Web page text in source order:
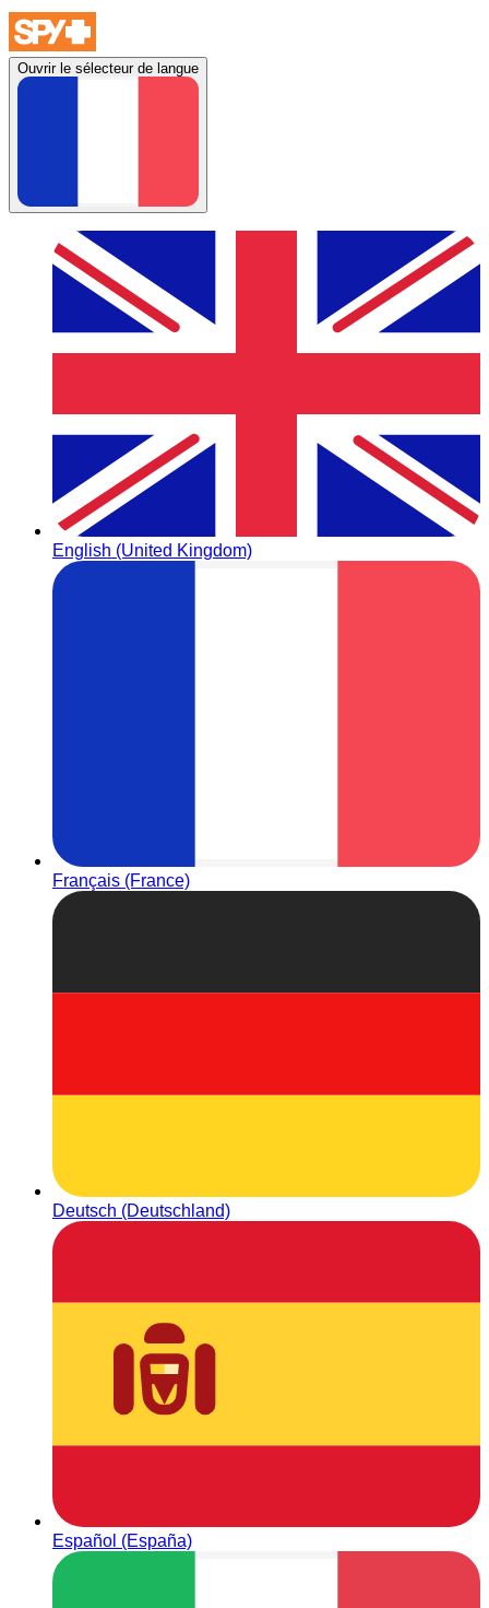
Ouvrir le sélecteur de langue
English (United Kingdom)
Français (France)
Deutsch (Deutschland)
Español (España)